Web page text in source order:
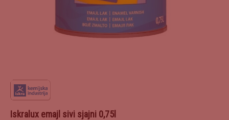
Iskralux emajl sivi sjajni 0,75l